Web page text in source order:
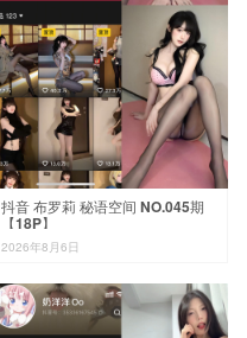
抖音 布罗莉 秘语空间 NO.045期
【18P】
2026年8月6日